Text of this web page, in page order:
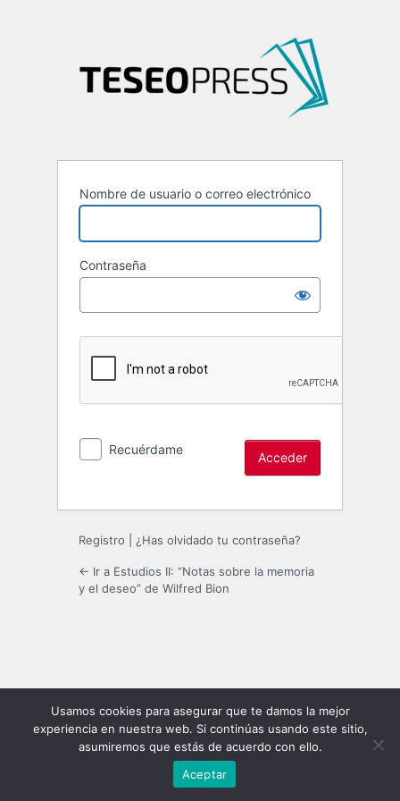
Nombre de usuario o correo electrónico
Contraseña
Recuérdame
Registro ¿Has olvidado tu contraseña?
← Ir a Estudios II: “Notas sobre la memoria
y el deseo” de Wilfred Bion
Usamos cookies para asegurar que te damos la mejor
experiencia en nuestra web. Si continúas usando este sitio,
asumiremos que estás de acuerdo con ello.
Aceptar